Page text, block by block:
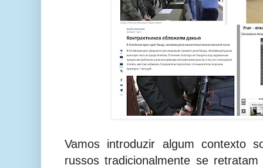
Vamos introduzir algum contexto
russos tradicionalmente se